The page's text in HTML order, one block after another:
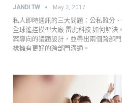
JANDI TW May 3, 2017
私人即時通訊的三大問題：公私難分
全球遙控模型大廠 雷虎科技 如何解決
案導向的議題設計，並帶出兩個跨部
樣擁有更好的跨部門溝通。